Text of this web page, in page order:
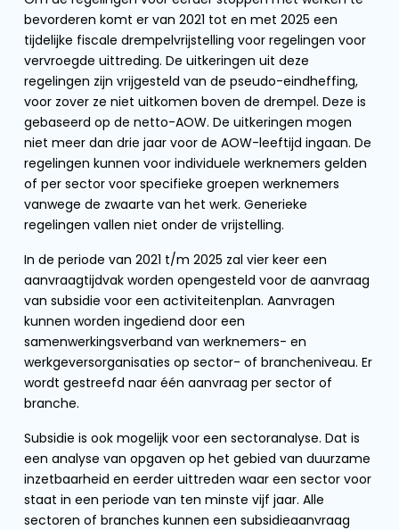
bevorderen komt er van 2021 tot en met 2025 een
tijdelijke fiscale drempelvrijstelling voor regelingen voor
vervroegde uittreding. De uitkeringen uit deze
regelingen zijn vrijgesteld van de pseudo-eindheffing,
voor zover ze niet uitkomen boven de drempel. Deze is
gebaseerd op de netto-AOW. De uitkeringen mogen
niet meer dan drie jaar voor de AOW-leeftijd ingaan. De
regelingen kunnen voor individuele werknemers gelden
of per sector voor specifieke groepen werknemers
vanwege de zwaarte van het werk. Generieke
regelingen vallen niet onder de vrijstelling.
In de periode van 2021 t/m 2025 zal vier keer een
aanvraagtijdvak worden opengesteld voor de aanvraag
van subsidie voor een activiteitenplan. Aanvragen
kunnen worden ingediend door een
samenwerkingsverband van werknemers- en
werkgeversorganisaties op sector- of brancheniveau. Er
wordt gestreefd naar één aanvraag per sector of
branche.
Subsidie is ook mogelijk voor een sectoranalyse. Dat is
een analyse van opgaven op het gebied van duurzame
inzetbaarheid en eerder uittreden waar een sector voor
staat in een periode van ten minste vijf jaar. Alle
sectoren of branches kunnen een subsidieaanvraag